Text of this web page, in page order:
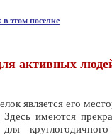
этом поселке
активных
является его
имеются
круглогодичного